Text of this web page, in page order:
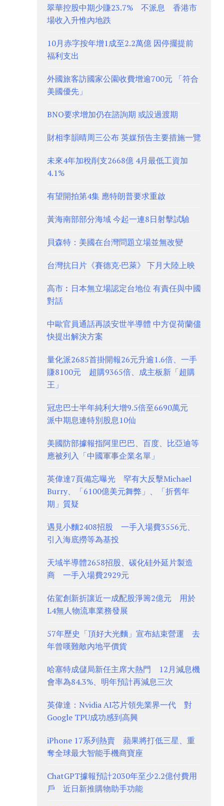
翠華控股中期少賺23.7% 不派息 香港市
場收入升惟內地跌
10月赤字按年增1成至2.2萬億 因停擺提前
福利支出
外國旅客訪國家公園收費增逾700元 「符合
美國優先」
BNO要求增加仍在諮詢期 或設過渡期
財相李韻晴周三公布 英媒預告主要措施一覽
未來4年加稅削支2668億 4月最低工資加
4.1%
有望開拍第4集 應特朗普要求重啟
黃海南部部分海域 今起一連8日射擊試驗
貝森特：美國在台灣問題立場並無改變
台灣抗日片《賽德克·巴萊》 下月大陸上映
高市︰日本無立場認定台地位 有責任與中國
對話
中歐官員通話再談安世半導體 中方促荷蘭儘
快提出解決方案
量化派2685首掛開報26元升逾1.6倍、一手
賺8100元 超購9365倍、成主板新「超購
王」
冠忠巴士半年純利大增9.5倍至6690萬元
派中期息連特別股息10仙
美國防部據報指阿里巴巴、百度、比亞迪等
應被列入「中國軍事企業名單」
英偉達7頁備忘曝光 罕有大反擊Michael
Burry、「6100億美元舞弊」、「折舊年
期」質疑
遇見小麵2408招股 一手入場費3556元、
引入海底撈等為基投
天域半導體2658招股、碳化硅外延片製造
商 一手入場費2929元
佑駕創新折讓近一成配股淨籌2億元 用於
L4無人物流車業務發展
57年歷史「頂好大光麵」宣布結束營運 去
年曾嘆難敵內地平價貨
哈塞特成儲局新任主席大熱門 12月減息機
會率為84.3%、明年預計再減息三次
英偉達：Nvidia AI芯片領先業界一代 對
Google TPU成功感到高興
iPhone 17系列熱賣 蘋果將打低三星、重
奪全球最大智能手機商寶座
ChatGPT據報預計2030年至少2.2億付費用
戶 近日新推購物助手功能